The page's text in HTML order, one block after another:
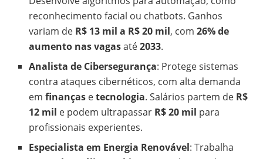
reconhecimento facial ou chatbots. Ganhos
variam de R$ 13 mil a R$ 20 mil, com26% de
aumento nas vagasaté2033.
Analista de Cibersegurança: Protege sistemas
contra ataques cibernéticos, com alta demanda
emfinanças etecnologia. Salários partem de R$
12 mil e podem ultrapassar R$ 20 mil para
profissionais experientes.
Especialista em Energia Renovável: Trabalha